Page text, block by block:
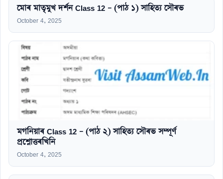
মোৰ মাতৃমুখ দৰ্শন Class 12 – (পাঠ ১) সাহিত্য সৌৰভ
October 4, 2025
মগনিয়াৰ Class 12 – (পাঠ ২) সাহিত্য সৌৰভ সম্পূৰ্ণ
প্ৰশ্নোত্তৰখিনি
October 4, 2025